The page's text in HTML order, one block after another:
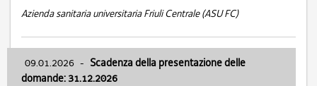
Azienda sanitaria universitaria Friuli Centrale (ASU FC)
09.01.2026 - Scadenza della presentazione delle
domande: 31.12.2026